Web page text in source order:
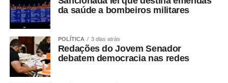
Emagrecer , nem sempre
significa melhorar a saúde ?
da saúde a bombeiros militares
POLÍTICA 3 dias atrás
Redações do Jovem Senador
debatem democracia nas redes